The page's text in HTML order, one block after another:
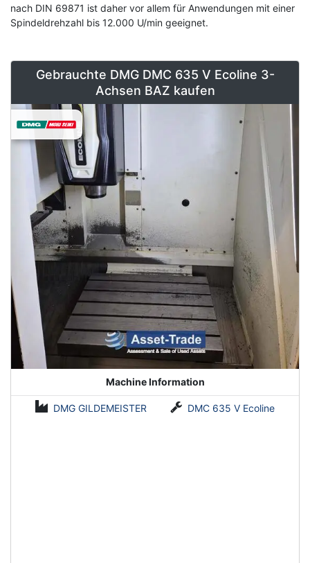
nach DIN 69871 ist daher vor allem für Anwendungen mit einer
Spindeldrehzahl bis 12.000 U/min geeignet.
Gebrauchte DMG DMC 635 V Ecoline 3-
Achsen BAZ kaufen
Machine Information
DMG GILDEMEISTER DMC 635 V Ecoline